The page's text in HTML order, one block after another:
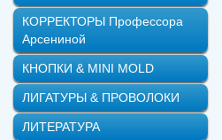
КОРРЕКТОРЫ Профессора
Арсениной
КНОПКИ & MINI MOLD
ЛИГАТУРЫ & ПРОВОЛОКИ
ЛИТЕРАТУРА